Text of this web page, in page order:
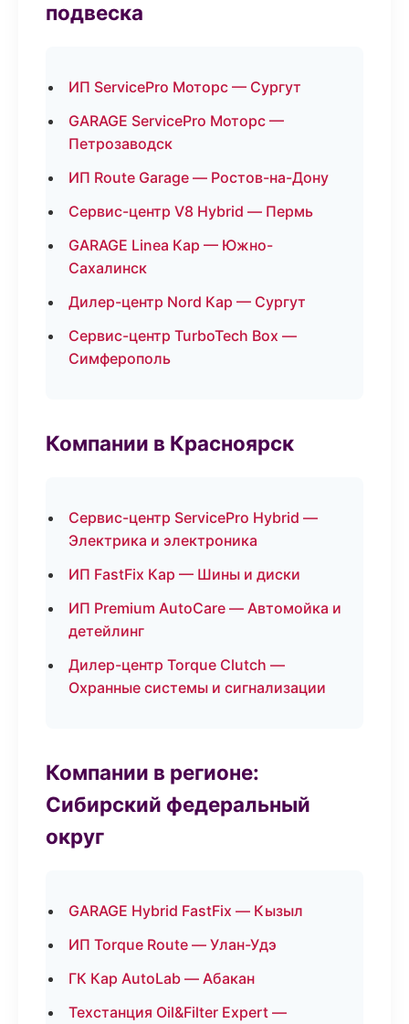
подвеска
ИП ServicePro Моторс — Сургут
GARAGE ServicePro Моторс —
Петрозаводск
ИП Route Garage — Ростов-на-Дону
Сервис-центр V8 Hybrid — Пермь
GARAGE Linea Кар — Южно-
Сахалинск
Дилер-центр Nord Кар — Сургут
Сервис-центр TurboTech Box —
Симферополь
Компании в Красноярск
Сервис-центр ServicePro Hybrid —
Электрика и электроника
ИП FastFix Кар — Шины и диски
ИП Premium AutoCare — Автомойка и
детейлинг
Дилер-центр Torque Clutch —
Охранные системы и сигнализации
Компании в регионе:
Сибирский федеральный
округ
GARAGE Hybrid FastFix — Кызыл
ИП Torque Route — Улан-Удэ
ГК Кар AutoLab — Абакан
Техстанция Oil&Filter Expert —